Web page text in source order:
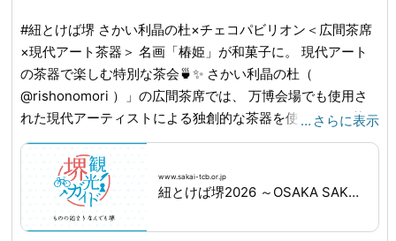
#紐とけば堺 さかい利晶の杜×チェコパビリオン＜広間茶席
×現代アート茶器＞ 名画「椿姫」が和菓子に。 現代アート
の茶器で楽しむ特別な茶会🍵✨ さかい利晶の杜（
@rishonomori ）」の広間茶席では、 万博会場でも使用さ
れた現代アーティストによる独創的な茶器を使用した呈茶を
開催します✨お菓子は、チェコ出身の巨匠ミュシャの作品
「椿姫」をモチーフにした気品あふれる限定生菓子👀 静謐
な空間で、アートを五感で味わう贅沢な時間をお楽しみくだ
さい♪ 「広間茶席（各回 60分程度）」 📅日時：3月20日
（金・祝）～22日（日） ※日にちによって開催時間は異な
… さらに表示
www.sakai-tcb.or.jp
紐とけば堺2026 ～OSAKA SAKAI EXPO～｜NEWS｜堺観光ガイド